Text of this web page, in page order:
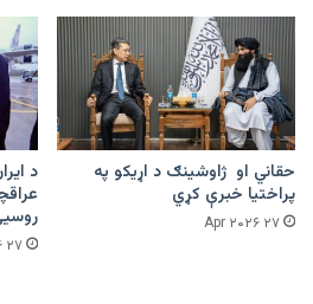
حقاني او ژاوشینګ د اړیکو په
پراختیا خبرې کړي
۲۷ Apr ۲۰۲۶
د
۲۷ Apr ۲۰۲۶